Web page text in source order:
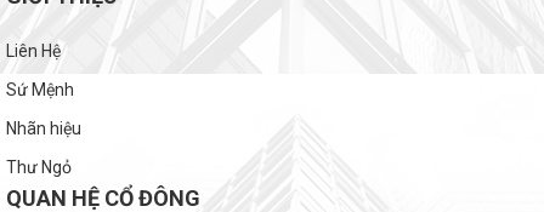
Liên Hệ
Sứ Mệnh
Nhãn hiệu
Thư Ngỏ
QUAN HỆ CỔ ĐÔNG